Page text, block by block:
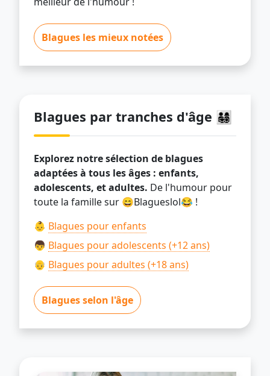
Blagues les mieux notées
Blagues par tranches d'âge 👨‍👩‍👧‍👦
Explorez notre sélection de blagues
adaptées à tous les âges : enfants,
adolescents, et adultes. De l'humour pour
toute la famille sur 😄Blagueslol😂 !
👶 Blagues pour enfants
👦 Blagues pour adolescents (+12 ans)
👴 Blagues pour adultes (+18 ans)
Blagues selon l'âge